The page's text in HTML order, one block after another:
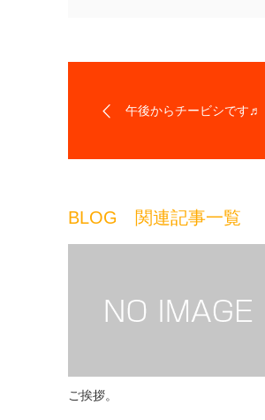
午後からチービシです♬
BLOG 関連記事一覧
ご挨拶。